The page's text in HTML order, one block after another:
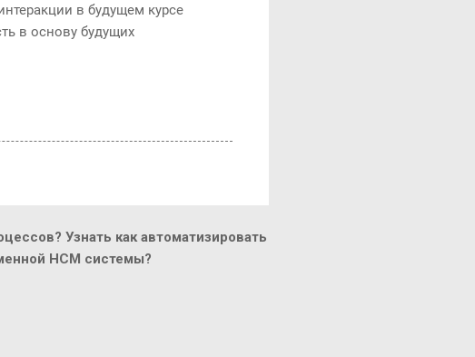
в будущем курсе
в основу будущих
Узнать как автоматизировать
HCM системы?